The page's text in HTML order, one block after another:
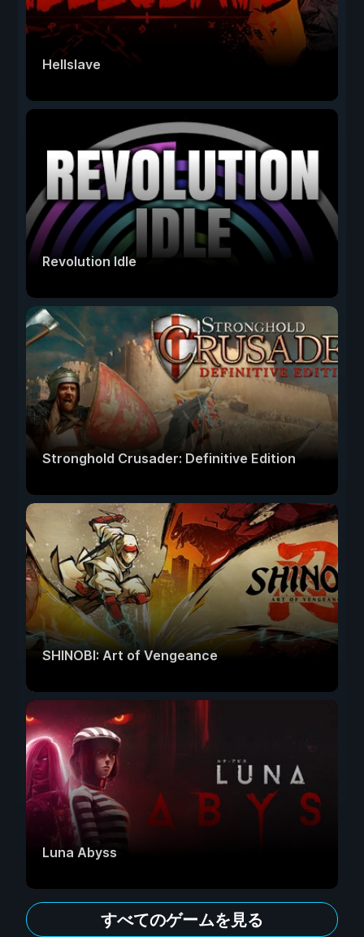
Hellslave
Revolution Idle
Stronghold Crusader: Definitive Edition
SHINOBI: Art of Vengeance
Luna Abyss
すべてのゲームを見る